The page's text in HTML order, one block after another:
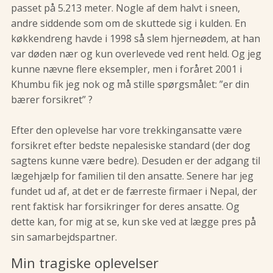
passet på 5.213 meter. Nogle af dem halvt i sneen,
andre siddende som om de skuttede sig i kulden. En
køkkendreng havde i 1998 så slem hjerneødem, at han
var døden nær og kun overlevede ved rent held. Og jeg
kunne nævne flere eksempler, men i foråret 2001 i
Khumbu fik jeg nok og må stille spørgsmålet: ”er din
bærer forsikret” ?
Efter den oplevelse har vore trekkingansatte være
forsikret efter bedste nepalesiske standard (der dog
sagtens kunne være bedre). Desuden er der adgang til
lægehjælp for familien til den ansatte. Senere har jeg
fundet ud af, at det er de færreste firmaer i Nepal, der
rent faktisk har forsikringer for deres ansatte. Og
dette kan, for mig at se, kun ske ved at lægge pres på
sin samarbejdspartner.
Min tragiske oplevelser